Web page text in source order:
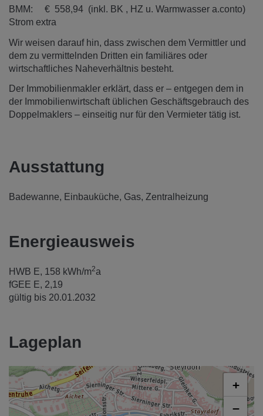
BMM: € 558,94 (inkl. BK , HZ u. Warmwasser a.conto)
Strom extra
Wir weisen darauf hin, dass zwischen dem Vermittler und
dem zu vermittelnden Dritten ein familiäres oder
wirtschaftliches Naheverhältnis besteht.
Der Immobilienmakler erklärt, dass er – entgegen dem in
der Immobilienwirtschaft üblichen Geschäftsgebrauch des
Doppelmaklers – einseitig nur für den Vermieter tätig ist.
Ausstattung
Badewanne Einbauküche Gas Zentralheizung
Energieausweis
HWB E, 158 kWh/m2a
fGEE E, 2,19
gültig bis 20.01.2032
Lageplan
+
−